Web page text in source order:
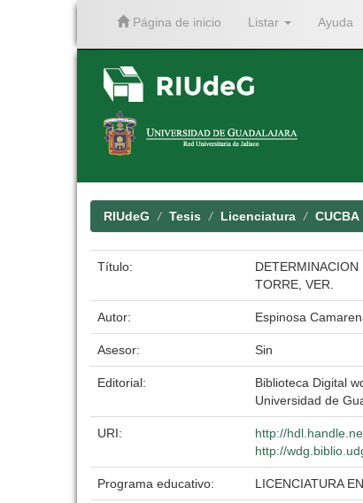
Página de inicio Listar Ayuda
RIUdeG Tesis Licenciatura CUCBA
Título:
TORRE, VER.
Autor: Espinosa
Asesor: Sin
Editorial:
Biblioteca Digital
Universidad de
URI:
http://
http://
Programa educativo: LICENCIATURA